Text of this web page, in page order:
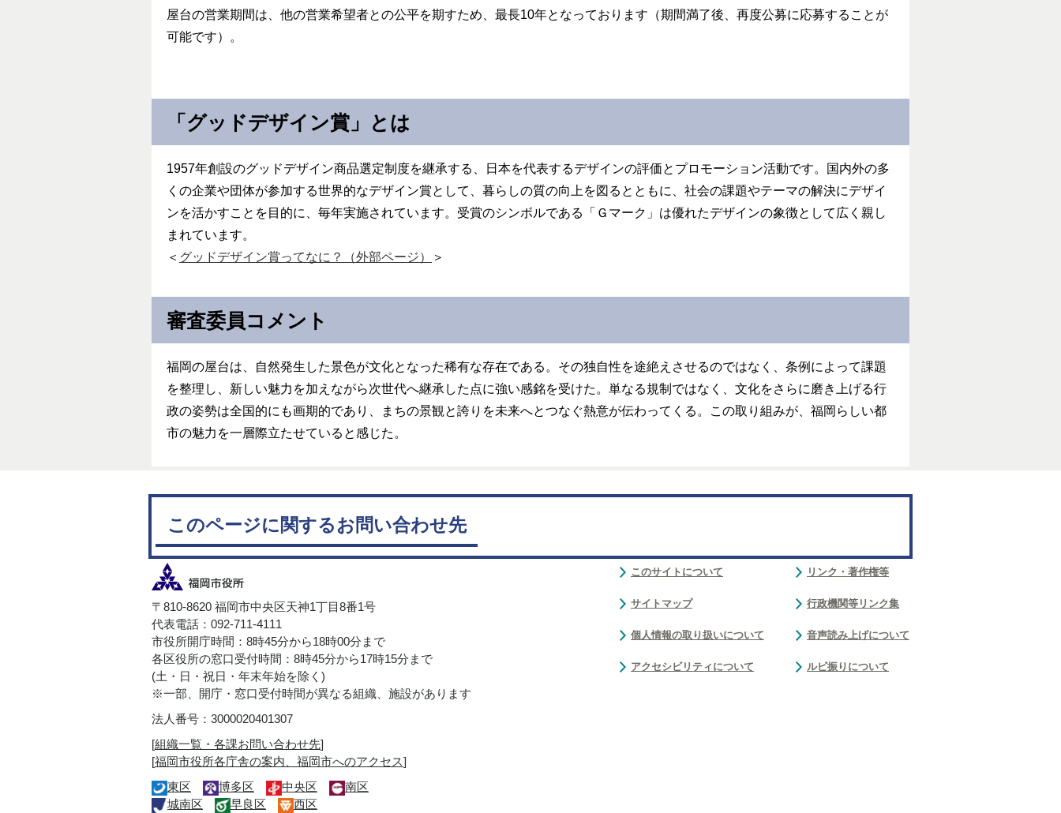
屋台の営業期間は、他の営業希望者との公平を期すため、最長10年となっております（期間満了後、再度公募に応募することが
可能です）。
「グッドデザイン賞」とは
1957年創設のグッドデザイン商品選定制度を継承する、日本を代表するデザインの評価とプロモーション活動です。国内外の多
くの企業や団体が参加する世界的なデザイン賞として、暮らしの質の向上を図るとともに、社会の課題やテーマの解決にデザイ
ンを活かすことを目的に、毎年実施されています。受賞のシンボルである「Ｇマーク」は優れたデザインの象徴として広く親し
まれています。
＜ グッドデザイン賞ってなに？（外部ページ） ＞
審査委員コメント
福岡の屋台は、自然発生した景色が文化となった稀有な存在である。その独自性を途絶えさせるのではなく、条例によって課題
を整理し、新しい魅力を加えながら次世代へ継承した点に強い感銘を受けた。単なる規制ではなく、文化をさらに磨き上げる行
政の姿勢は全国的にも画期的であり、まちの景観と誇りを未来へとつなぐ熱意が伝わってくる。この取り組みが、福岡らしい都
市の魅力を一層際立たせていると感じた。
このページに関するお問い合わせ先
〒810-8620 福岡市中央区天神1丁目8番1号
代表電話：092-711-4111
市役所開庁時間：8時45分から18時00分まで
各区役所の窓口受付時間：8時45分から17時15分まで
(土・日・祝日・年末年始を除く)
※一部、開庁・窓口受付時間が異なる組織、施設があります
法人番号：3000020401307
[組織一覧・各課お問い合わせ先]
[福岡市役所各庁舎の案内、福岡市へのアクセス]
東区
博多区 中央区
南区
城南区
早良区 西区
このサイトについて
サイトマップ
個人情報の取り扱いについて
アクセシビリティについて
リンク・著作権等
行政機関等リンク集
音声読み上げについて
ルビ振りについて